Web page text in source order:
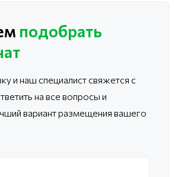
подобрать
и наш специалист свяжется с
на все вопросы и
вариант размещения вашего